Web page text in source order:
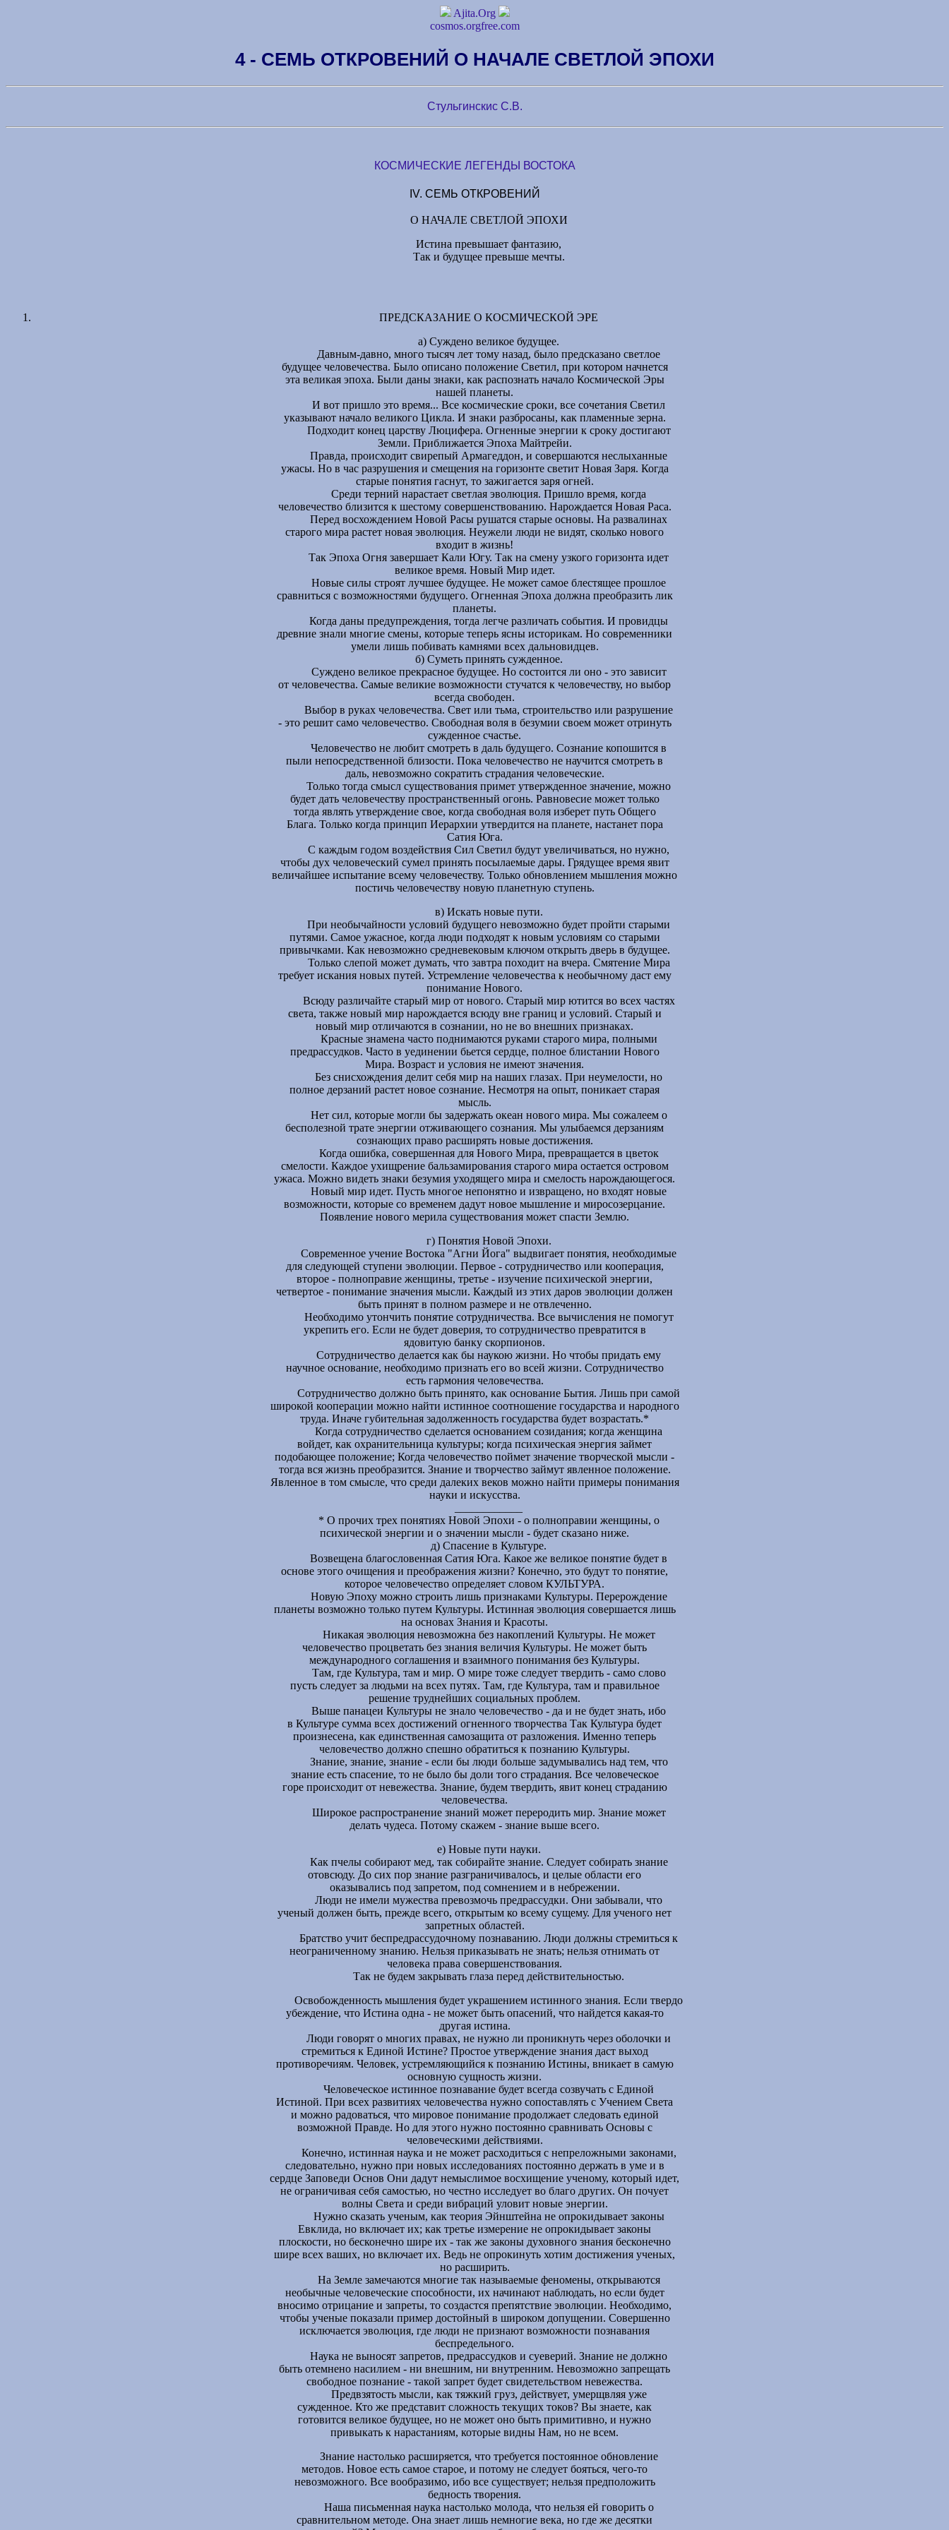
Ajita.Org
cosmos.orgfree.com
4 - СЕМЬ ОТКРОВЕНИЙ О НАЧАЛЕ СВЕТЛОЙ ЭПОХИ
Стульгинскис С.В.
КОСМИЧЕСКИЕ ЛЕГЕНДЫ ВОСТОКА
IV. СЕМЬ ОТКРОВЕНИЙ
О НАЧАЛЕ СВЕТЛОЙ ЭПОХИ
Истина превышает фантазию,
Так и будущее превыше мечты.
ПРЕДСКАЗАНИЕ О КОСМИЧЕСКОЙ ЭРЕ
а) Суждено великое будущее.
Давным-давно, много тысяч лет тому назад, было предсказано светлое
будущее человечества. Было описано положение Светил, при котором начнется
эта великая эпоха. Были даны знаки, как распознать начало Космической Эры
нашей планеты.
И вот пришло это время... Все космические сроки, все сочетания Светил
указывают начало великого Цикла. И знаки разбросаны, как пламенные зерна.
Подходит конец царству Люцифера. Огненные энергии к сроку достигают
Земли. Приближается Эпоха Майтрейи.
Правда, происходит свирепый Армагеддон, и совершаются неслыханные
ужасы. Но в час разрушения и смещения на горизонте светит Новая Заря. Когда
старые понятия гаснут, то зажигается заря огней.
Среди терний нарастает светлая эволюция. Пришло время, когда
человечество близится к шестому совершенствованию. Нарождается Новая Раса.
Перед восхождением Новой Расы рушатся старые основы. На развалинах
старого мира растет новая эволюция. Неужели люди не видят, сколько нового
входит в жизнь!
Так Эпоха Огня завершает Кали Югу. Так на смену узкого горизонта идет
великое время. Новый Мир идет.
Новые силы строят лучшее будущее. Не может самое блестящее прошлое
сравниться с возможностями будущего. Огненная Эпоха должна преобразить лик
планеты.
Когда даны предупреждения, тогда легче различать события. И провидцы
древние знали многие смены, которые теперь ясны историкам. Но современники
умели лишь побивать камнями всех дальновидцев.
б) Суметь принять сужденное.
Суждено великое прекрасное будущее. Но состоится ли оно - это зависит
от человечества. Самые великие возможности стучатся к человечеству, но выбор
всегда свободен.
Выбор в руках человечества. Свет или тьма, строительство или разрушение
- это решит само человечество. Свободная воля в безумии своем может отринуть
сужденное счастье.
Человечество не любит смотреть в даль будущего. Сознание копошится в
пыли непосредственной близости. Пока человечество не научится смотреть в
даль, невозможно сократить страдания человеческие.
Только тогда смысл существования примет утвержденное значение, можно
будет дать человечеству пространственный огонь. Равновесие может только
тогда являть утверждение свое, когда свободная воля изберет путь Общего
Блага. Только когда принцип Иерархии утвердится на планете, настанет пора
Сатия Юга.
С каждым годом воздействия Сил Светил будут увеличиваться, но нужно,
чтобы дух человеческий сумел принять посылаемые дары. Грядущее время явит
величайшее испытание всему человечеству. Только обновлением мышления можно
постичь человечеству новую планетную ступень.
в) Искать новые пути.
При необычайности условий будущего невозможно будет пройти старыми
путями. Самое ужасное, когда люди подходят к новым условиям со старыми
привычками. Как невозможно средневековым ключом открыть дверь в будущее.
Только слепой может думать, что завтра походит на вчера. Смятение Мира
требует искания новых путей. Устремление человечества к необычному даст ему
понимание Нового.
Всюду различайте старый мир от нового. Старый мир ютится во всех частях
света, также новый мир нарождается всюду вне границ и условий. Старый и
новый мир отличаются в сознании, но не во внешних признаках.
Красные знамена часто поднимаются руками старого мира, полными
предрассудков. Часто в уединении бьется сердце, полное блистании Нового
Мира. Возраст и условия не имеют значения.
Без снисхождения делит себя мир на наших глазах. При неумелости, но
полное дерзаний растет новое сознание. Несмотря на опыт, поникает старая
мысль.
Нет сил, которые могли бы задержать океан нового мира. Мы сожалеем о
бесполезной трате энергии отживающего сознания. Мы улыбаемся дерзаниям
сознающих право расширять новые достижения.
Когда ошибка, совершенная для Нового Мира, превращается в цветок
смелости. Каждое ухищрение бальзамирования старого мира остается островом
ужаса. Можно видеть знаки безумия уходящего мира и смелость нарождающегося.
Новый мир идет. Пусть многое непонятно и извращено, но входят новые
возможности, которые со временем дадут новое мышление и миросозерцание.
Появление нового мерила существования может спасти Землю.
г) Понятия Новой Эпохи.
Современное учение Востока "Агни Йога" выдвигает понятия, необходимые
для следующей ступени эволюции. Первое - сотрудничество или кооперация,
второе - полноправие женщины, третье - изучение психической энергии,
четвертое - понимание значения мысли. Каждый из этих даров эволюции должен
быть принят в полном размере и не отвлеченно.
Необходимо утончить понятие сотрудничества. Все вычисления не помогут
укрепить его. Если не будет доверия, то сотрудничество превратится в
ядовитую банку скорпионов.
Сотрудничество делается как бы наукою жизни. Но чтобы придать ему
научное основание, необходимо признать его во всей жизни. Сотрудничество
есть гармония человечества.
Сотрудничество должно быть принято, как основание Бытия. Лишь при самой
широкой кооперации можно найти истинное соотношение государства и народного
труда. Иначе губительная задолженность государства будет возрастать.*
Когда сотрудничество сделается основанием созидания; когда женщина
войдет, как охранительница культуры; когда психическая энергия займет
подобающее положение; Когда человечество поймет значение творческой мысли -
тогда вся жизнь преобразится. Знание и творчество займут явленное положение.
Явленное в том смысле, что среди далеких веков можно найти примеры понимания
науки и искусства.
* О прочих трех понятиях Новой Эпохи - о полноправии женщины, о
психической энергии и о значении мысли - будет сказано ниже.
д) Спасение в Культуре.
Возвещена благословенная Сатия Юга. Какое же великое понятие будет в
основе этого очищения и преображения жизни? Конечно, это будут то понятие,
которое человечество определяет словом КУЛЬТУРА.
Новую Эпоху можно строить лишь признаками Культуры. Перерождение
планеты возможно только путем Культуры. Истинная эволюция совершается лишь
на основах Знания и Красоты.
Никакая эволюция невозможна без накоплений Культуры. Не может
человечество процветать без знания величия Культуры. Не может быть
международного соглашения и взаимного понимания без Культуры.
Там, где Культура, там и мир. О мире тоже следует твердить - само слово
пусть следует за людьми на всех путях. Там, где Культура, там и правильное
решение труднейших социальных проблем.
Выше панацеи Культуры не знало человечество - да и не будет знать, ибо
в Культуре сумма всех достижений огненного творчества Так Культура будет
произнесена, как единственная самозащита от разложения. Именно теперь
человечество должно спешно обратиться к познанию Культуры.
Знание, знание, знание - если бы люди больше задумывались над тем, что
знание есть спасение, то не было бы доли того страдания. Все человеческое
горе происходит от невежества. Знание, будем твердить, явит конец страданию
человечества.
Широкое распространение знаний может переродить мир. Знание может
делать чудеса. Потому скажем - знание выше всего.
е) Новые пути науки.
Как пчелы собирают мед, так собирайте знание. Следует собирать знание
отовсюду. До сих пор знание разграничивалось, и целые области его
оказывались под запретом, под сомнением и в небрежении.
Люди не имели мужества превозмочь предрассудки. Они забывали, что
ученый должен быть, прежде всего, открытым ко всему сущему. Для ученого нет
запретных областей.
Братство учит беспредрассудочному познаванию. Люди должны стремиться к
неограниченному знанию. Нельзя приказывать не знать; нельзя отнимать от
человека права совершенствования.
Так не будем закрывать глаза перед действительностью.
Освобожденность мышления будет украшением истинного знания. Если твердо
убеждение, что Истина одна - не может быть опасений, что найдется какая-то
другая истина.
Люди говорят о многих правах, не нужно ли проникнуть через оболочки и
стремиться к Единой Истине? Простое утверждение знания даст выход
противоречиям. Человек, устремляющийся к познанию Истины, вникает в самую
основную сущность жизни.
Человеческое истинное познавание будет всегда созвучать с Единой
Истиной. При всех развитиях человечества нужно сопоставлять с Учением Света
и можно радоваться, что мировое понимание продолжает следовать единой
возможной Правде. Но для этого нужно постоянно сравнивать Основы с
человеческими действиями.
Конечно, истинная наука и не может расходиться с непреложными законами,
следовательно, нужно при новых исследованиях постоянно держать в уме и в
сердце Заповеди Основ Они дадут немыслимое восхищение ученому, который идет,
не ограничивая себя самостью, но честно исследует во благо других. Он почует
волны Света и среди вибраций уловит новые энергии.
Нужно сказать ученым, как теория Эйнштейна не опрокидывает законы
Евклида, но включает их; как третье измерение не опрокидывает законы
плоскости, но бесконечно шире их - так же законы духовного знания бесконечно
шире всех ваших, но включает их. Ведь не опрокинуть хотим достижения ученых,
но расширить.
На Земле замечаются многие так называемые феномены, открываются
необычные человеческие способности, их начинают наблюдать, но если будет
вносимо отрицание и запреты, то создастся препятствие эволюции. Необходимо,
чтобы ученые показали пример достойный в широком допущении. Совершенно
исключается эволюция, где люди не признают возможности познавания
беспредельного.
Наука не выносят запретов, предрассудков и суеверий. Знание не должно
быть отемнено насилием - ни внешним, ни внутренним. Невозможно запрещать
свободное познание - такой запрет будет свидетельством невежества.
Предвзятость мысли, как тяжкий груз, действует, умерщвляя уже
сужденное. Кто же представит сложность текущих токов? Вы знаете, как
готовится великое будущее, но не может оно быть примитивно, и нужно
привыкать к нарастаниям, которые видны Нам, но не всем.
Знание настолько расширяется, что требуется постоянное обновление
методов. Новое есть самое старое, и потому не следует бояться, чего-то
невозможного. Все вообразимо, ибо все существует; нельзя предположить
бедность творения.
Наша письменная наука настолько молода, что нельзя ей говорить о
сравнительном методе. Она знает лишь немногие века, но где же десятки